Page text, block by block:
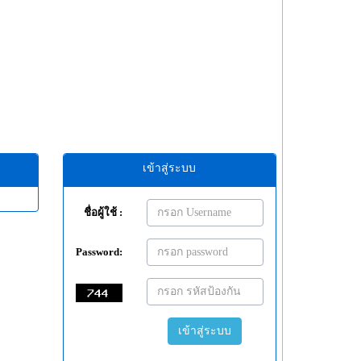
เข้าสู่ระบบ
ชื่อผู้ใช้ :
Password:
เข้าสู่ระบบ